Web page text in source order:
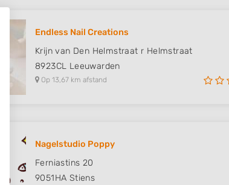
Endless Nail Creations
Krijn van Den Helmstraat r Helmstraat
8923CL Leeuwarden
Op 13,67 km afstand
Nagelstudio Poppy
Ferniastins 20
9051HA Stiens